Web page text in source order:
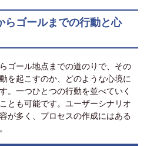
らゴールまでの行動と心
ゴール地点までの道のりで、その
を起こすのか、どのような心境に
。一つひとつの行動を並べていく
とも可能です。ユーザーシナリオ
が多く、プロセスの作成にはある